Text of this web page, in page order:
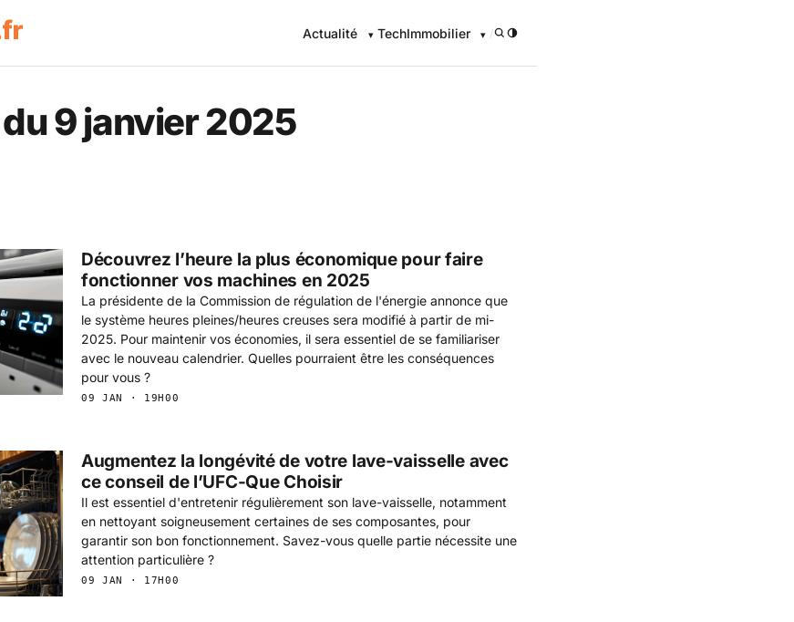
.fr — L'information économique
Actualité TechImmobilier /
9 janvier 2025
Découvrez l’heure la plus économique pour faire
fonctionner vos machines en 2025
La présidente de la Commission de régulation de l'énergie annonce que
le système heures pleines/heures creuses sera modifié à partir de mi-
2025. Pour maintenir vos économies, il sera essentiel de se familiariser
avec le nouveau calendrier. Quelles pourraient être les conséquences
pour vous ?
09 JAN · 19H00
Augmentez la longévité de votre lave-vaisselle avec
ce conseil de l’UFC-Que Choisir
Il est essentiel d'entretenir régulièrement son lave-vaisselle, notamment
en nettoyant soigneusement certaines de ses composantes, pour
garantir son bon fonctionnement. Savez-vous quelle partie nécessite une
attention particulière ?
09 JAN · 17H00